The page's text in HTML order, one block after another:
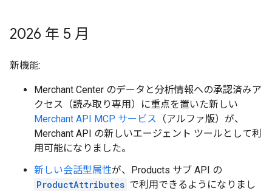
2026 年 5 月
新機能:
Merchant Center のデータと分析情報への承認済みア
クセス（読み取り専用）に重点を置いた新しい
Merchant API MCP サービス （アルファ版）が、
Merchant API の新しいエージェント ツールとして利
用可能になりました。
新しい会話型属性が、Products サブ API の
ProductAttributes で利用できるようになりまし